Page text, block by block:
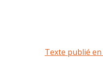
Texte publié